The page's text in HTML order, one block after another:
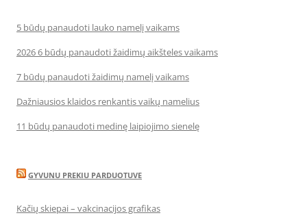
5 būdų panaudoti lauko namelį vaikams
2026 6 būdų panaudoti žaidimų aikšteles vaikams
7 būdų panaudoti žaidimų namelį vaikams
Dažniausios klaidos renkantis vaikų namelius
11 būdų panaudoti medinę laipiojimo sienelę
GYVUNU PREKIU PARDUOTUVE
Kačių skiepai – vakcinacijos grafikas